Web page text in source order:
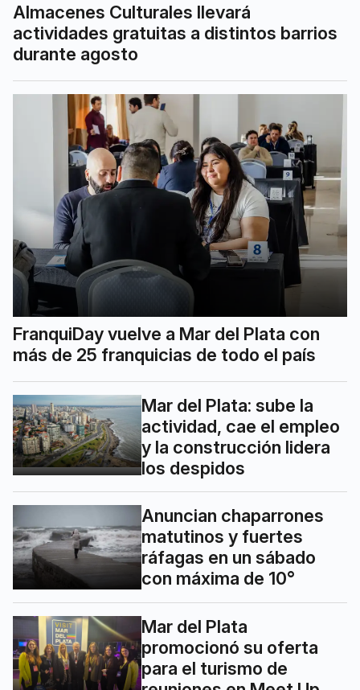
Almacenes Culturales llevará
actividades gratuitas a distintos barrios
durante agosto
FranquiDay vuelve a Mar del Plata con
más de 25 franquicias de todo el país
Mar del Plata: sube la
actividad, cae el empleo
y la construcción lidera
los despidos
Anuncian chaparrones
matutinos y fuertes
ráfagas en un sábado
con máxima de 10°
Mar del Plata
promocionó su oferta
para el turismo de